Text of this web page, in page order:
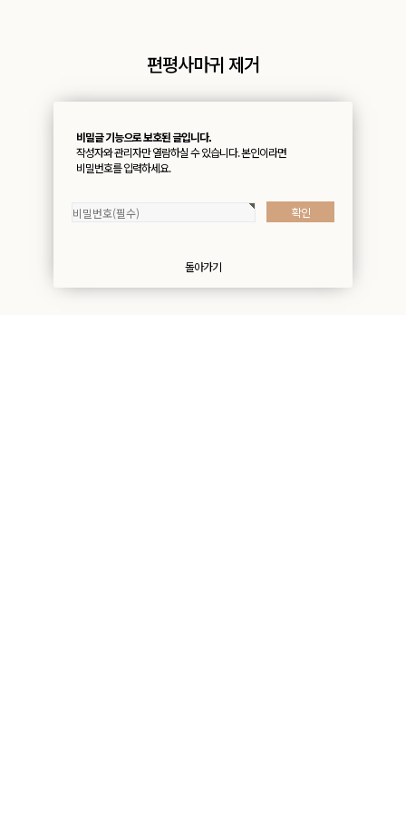
편평사마귀 제거
비밀글 기능으로 보호된 글입니다.
작성자와 관리자만 열람하실 수 있습니다. 본인이라면
비밀번호를 입력하세요.
돌아가기